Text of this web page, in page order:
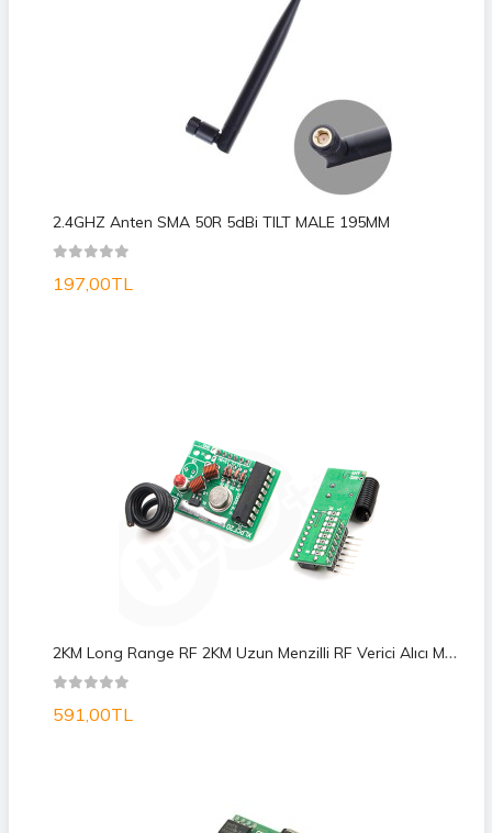
2.4GHZ Anten SMA 50R 5dBi TILT MALE 195MM
197,00TL
2
KM Long Range RF 2KM Uzun Menzilli RF Verici Alıcı Modülü
591,00TL